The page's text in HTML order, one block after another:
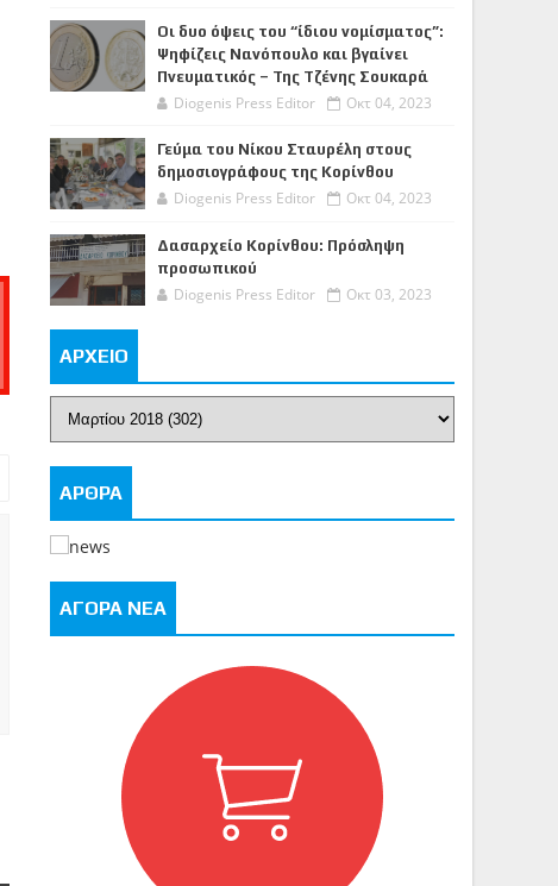
Οι δυο όψεις του “ίδιου νομίσματος”:
Ψηφίζεις Νανόπουλο και βγαίνει
Πνευματικός – Της Τζένης Σουκαρά
Diogenis Press Editor Οκτ 04, 2023
Γεύμα του Νίκου Σταυρέλη στους
δημοσιογράφους της Κορίνθου
Diogenis Press Editor Οκτ 04, 2023
Δασαρχείο Κορίνθου: Πρόσληψη
προσωπικού
Diogenis Press Editor Οκτ 03, 2023
ΑΡΧΕΙΟ
ΑΡΘΡΑ
ΑΓΟΡΑ ΝΕΑ